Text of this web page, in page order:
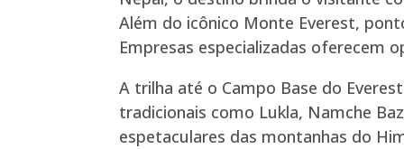
Além do icônico Monte Everest,
Empresas especializadas oferecem
A trilha até o Campo Base do
tradicionais como Lukla, Namche
espetaculares das montanhas do